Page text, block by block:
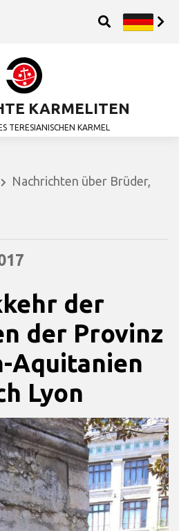
KARMELITEN
TERESIANISCHEN KARMEL
Nachrichten über Brüder,
der
der Provinz
Aquitanien
Lyon